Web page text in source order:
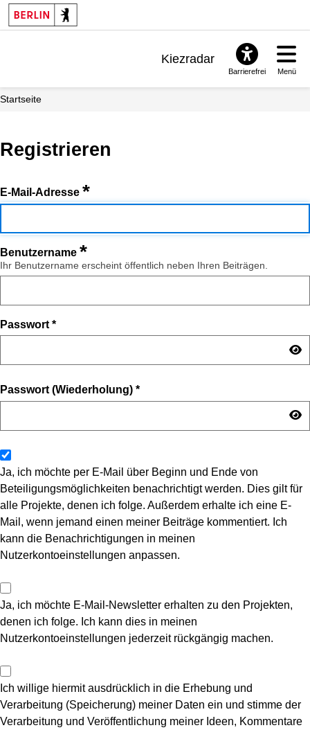
Kiezradar
Barrierefrei Menü
Startseite
Registrieren
E-Mail-Adresse *
Benutzername *
Ihr Benutzername erscheint öffentlich neben Ihren Beiträgen.
Passwort *
Passwort (Wiederholung) *
Ja, ich möchte per E-Mail über Beginn und Ende von
Beteiligungsmöglichkeiten benachrichtigt werden. Dies gilt für
alle Projekte, denen ich folge. Außerdem erhalte ich eine E-
Mail, wenn jemand einen meiner Beiträge kommentiert. Ich
kann die Benachrichtigungen in meinen
Nutzerkontoeinstellungen anpassen.
Ja, ich möchte E-Mail-Newsletter erhalten zu den Projekten,
denen ich folge. Ich kann dies in meinen
Nutzerkontoeinstellungen jederzeit rückgängig machen.
Ich willige hiermit ausdrücklich in die Erhebung und
Verarbeitung (Speicherung) meiner Daten ein und stimme der
Verarbeitung und Veröffentlichung meiner Ideen, Kommentare